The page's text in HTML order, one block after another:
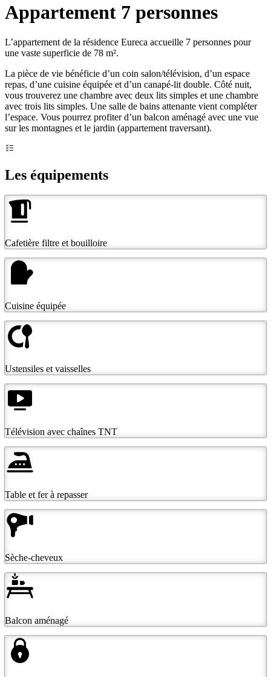
Appartement 7 personnes
L’appartement de la résidence Eureca accueille 7 personnes pour
une vaste superficie de 78 m².
La pièce de vie bénéficie d’un coin salon/télévision, d’un espace
repas, d’une cuisine équipée et d’un canapé-lit double. Côté nuit,
vous trouverez une chambre avec deux lits simples et une chambre
avec trois lits simples. Une salle de bains attenante vient compléter
l’espace. Vous pourrez profiter d’un balcon aménagé avec une vue
sur les montagnes et le jardin (appartement traversant).
Les équipements
Cafetière filtre et bouilloire
Cuisine équipée
Ustensiles et vaisselles
Télévision avec chaînes TNT
Table et fer à repasser
Sèche-cheveux
Balcon aménagé